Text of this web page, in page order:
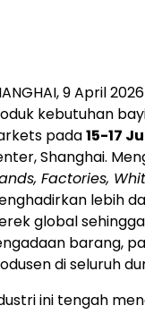
,9 April 2026
kebutuhan
pada15-17
Shanghai.
Factories,
lebih
global
barang,
di seluruh
ini tengah